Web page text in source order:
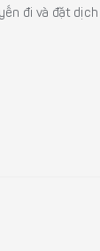
đi và đặt